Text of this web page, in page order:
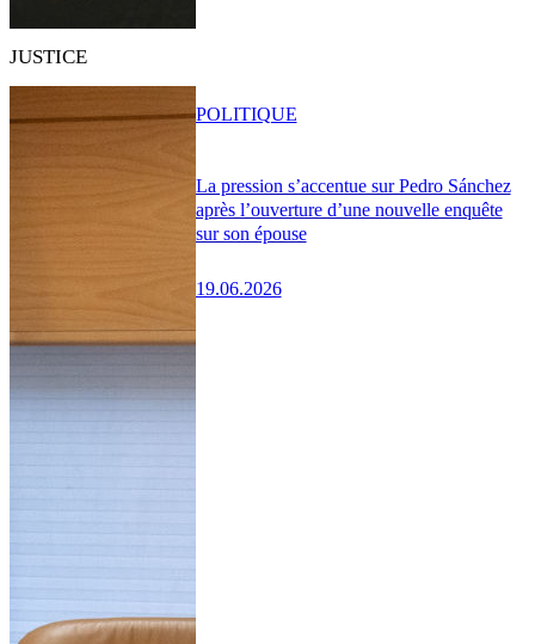
JUSTICE
La pression s’accentue sur Pedro Sánchez
après l’ouverture d’une nouvelle enquête
sur son épouse
19.06.2026
POLITIQUE